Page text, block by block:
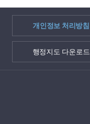
개인정보 처리방침
행정지도 다운로드